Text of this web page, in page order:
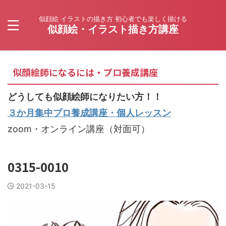
似顔絵 イラストの描き方 初心者でも楽しく描ける
似顔絵・イラスト描き方講座
似顔絵師になるには・プロ養成講座
どうしても似顔絵師になりたい方！！
３か月集中プロ養成講座・個人レッスン
zoom・オンライン講座（対面可）
0315-0010
2021-03-15